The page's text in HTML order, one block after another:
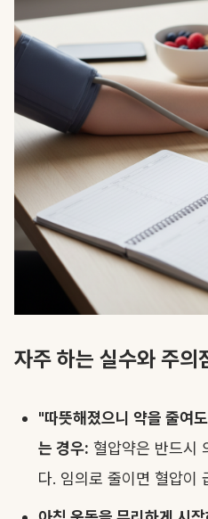
자주 하는 실수와 주의
"따뜻해졌으니 약을 줄여
는 경우: 혈압약은 반드시
다. 임의로 줄이면 혈압이